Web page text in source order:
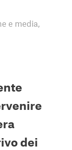
e media,
dei